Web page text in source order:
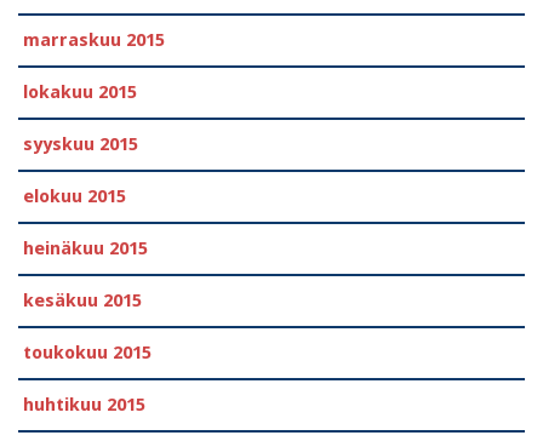
marraskuu 2015
lokakuu 2015
syyskuu 2015
elokuu 2015
heinäkuu 2015
kesäkuu 2015
toukokuu 2015
huhtikuu 2015